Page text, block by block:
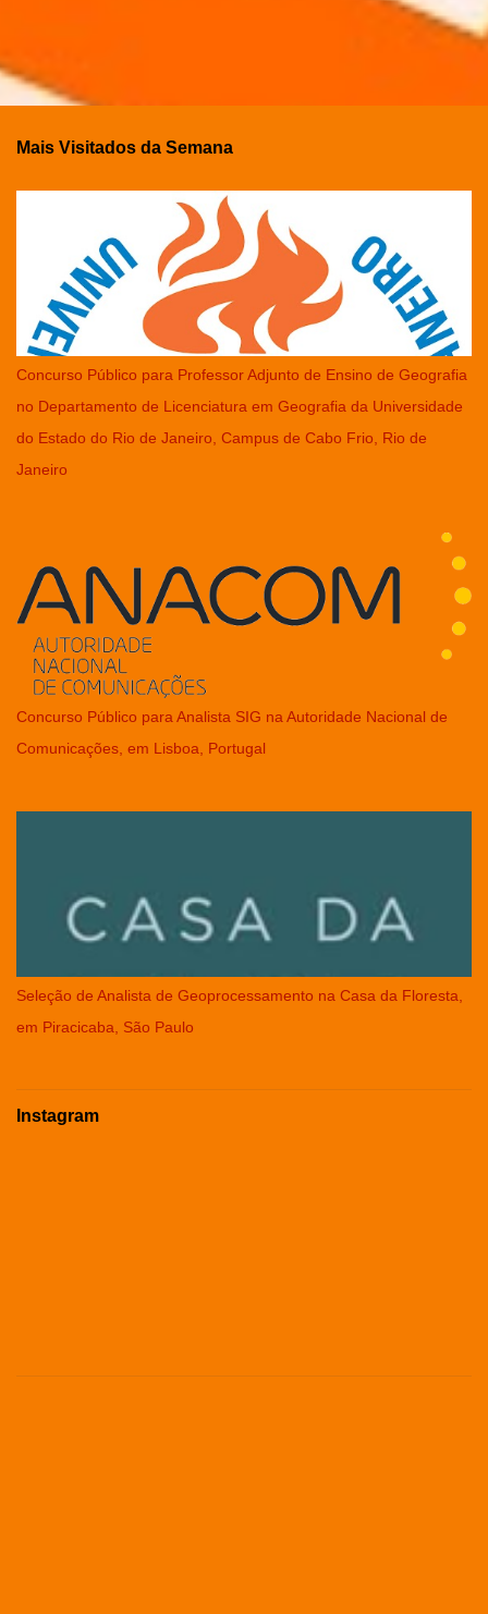
Mais Visitados da Semana
Concurso Público para Professor Adjunto de Ensino de Geografia
no Departamento de Licenciatura em Geografia da Universidade
do Estado do Rio de Janeiro, Campus de Cabo Frio, Rio de
Janeiro
Concurso Público para Analista SIG na Autoridade Nacional de
Comunicações, em Lisboa, Portugal
Seleção de Analista de Geoprocessamento na Casa da Floresta,
em Piracicaba, São Paulo
Instagram